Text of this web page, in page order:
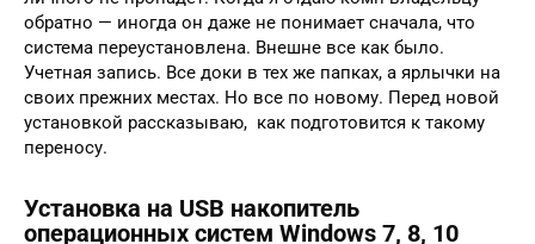
обратно — иногда он даже не понимает сначала, что
система переустановлена. Внешне все как было.
Учетная запись. Все доки в тех же папках, а ярлычки на
своих прежних местах. Но все по новому. Перед новой
установкой рассказываю, как подготовится к такому
переносу.
Установка на USB накопитель
операционных систем Windows 7, 8, 10